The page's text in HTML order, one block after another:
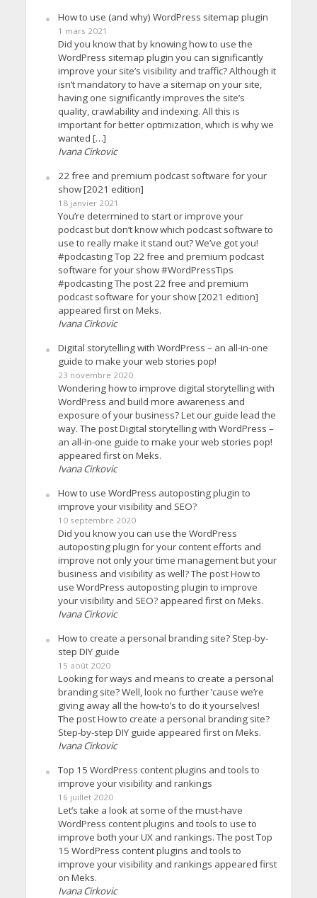
How to use (and why) WordPress sitemap plugin
1 mars 2021
Did you know that by knowing how to use the
WordPress sitemap plugin you can significantly
improve your site’s visibility and traffic? Although it
isn’t mandatory to have a sitemap on your site,
having one significantly improves the site’s
quality, crawlability and indexing. All this is
important for better optimization, which is why we
wanted […]
Ivana Cirkovic
22 free and premium podcast software for your
show [2021 edition]
18 janvier 2021
You’re determined to start or improve your
podcast but don’t know which podcast software to
use to really make it stand out? We’ve got you!
#podcasting Top 22 free and premium podcast
software for your show #WordPressTips
#podcasting The post 22 free and premium
podcast software for your show [2021 edition]
appeared first on Meks.
Ivana Cirkovic
Digital storytelling with WordPress – an all-in-one
guide to make your web stories pop!
23 novembre 2020
Wondering how to improve digital storytelling with
WordPress and build more awareness and
exposure of your business? Let our guide lead the
way. The post Digital storytelling with WordPress –
an all-in-one guide to make your web stories pop!
appeared first on Meks.
Ivana Cirkovic
How to use WordPress autoposting plugin to
improve your visibility and SEO?
10 septembre 2020
Did you know you can use the WordPress
autoposting plugin for your content efforts and
improve not only your time management but your
business and visibility as well? The post How to
use WordPress autoposting plugin to improve
your visibility and SEO? appeared first on Meks.
Ivana Cirkovic
How to create a personal branding site? Step-by-
step DIY guide
15 août 2020
Looking for ways and means to create a personal
branding site? Well, look no further ’cause we’re
giving away all the how-to’s to do it yourselves!
The post How to create a personal branding site?
Step-by-step DIY guide appeared first on Meks.
Ivana Cirkovic
Top 15 WordPress content plugins and tools to
improve your visibility and rankings
16 juillet 2020
Let’s take a look at some of the must-have
WordPress content plugins and tools to use to
improve both your UX and rankings. The post Top
15 WordPress content plugins and tools to
improve your visibility and rankings appeared first
on Meks.
Ivana Cirkovic